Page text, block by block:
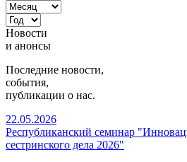
Новости
и анонсы
Последние новости,
события,
публикации о нас.
22.05.2026
Республиканский семинар
сестринского дела 2026"